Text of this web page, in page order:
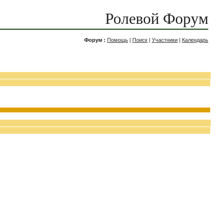
Ролевой Форум
Форум : Помощь | Поиск | Участники | Календарь